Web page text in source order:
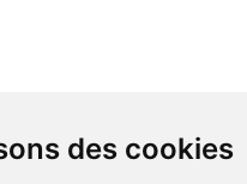
des cookies